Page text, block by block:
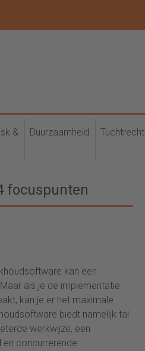
&
Duurzaamheid Tuchtrecht
focuspunten
kan een
als je de implementatie
kan je er het maximale
biedt namelijk tal
werkwijze, een
concurrerende